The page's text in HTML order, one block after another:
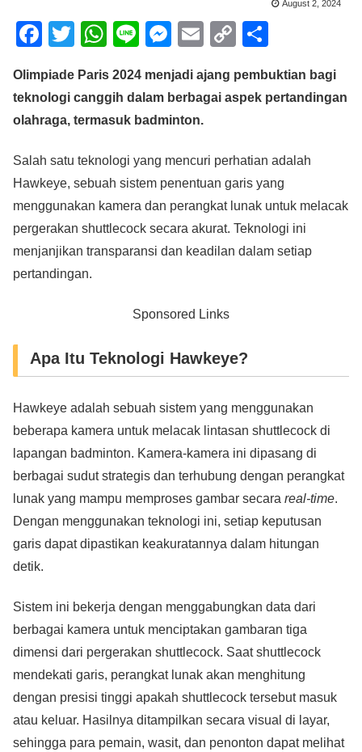
August 2, 2024
F
c
e
b
o
o
k
T
tt
er
W
at
s
p
p
Li
e
M
ss
e
g
er
E
ail
C
p
y
n
k
ar
e
Olimpiade Paris 2024 menjadi ajang pembuktian bagi
teknologi canggih dalam berbagai aspek pertandingan
olahraga, termasuk badminton.
Salah satu teknologi yang mencuri perhatian adalah
Hawkeye, sebuah sistem penentuan garis yang
menggunakan kamera dan perangkat lunak untuk melacak
pergerakan shuttlecock secara akurat. Teknologi ini
menjanjikan transparansi dan keadilan dalam setiap
pertandingan.
Sponsored Links
Apa Itu Teknologi Hawkeye?
Hawkeye adalah sebuah sistem yang menggunakan
beberapa kamera untuk melacak lintasan shuttlecock di
lapangan badminton. Kamera-kamera ini dipasang di
berbagai sudut strategis dan terhubung dengan perangkat
lunak yang mampu memproses gambar secara real-time.
Dengan menggunakan teknologi ini, setiap keputusan
garis dapat dipastikan keakuratannya dalam hitungan
detik.
Sistem ini bekerja dengan menggabungkan data dari
berbagai kamera untuk menciptakan gambaran tiga
dimensi dari pergerakan shuttlecock. Saat shuttlecock
mendekati garis, perangkat lunak akan menghitung
dengan presisi tinggi apakah shuttlecock tersebut masuk
atau keluar. Hasilnya ditampilkan secara visual di layar,
sehingga para pemain, wasit, dan penonton dapat melihat